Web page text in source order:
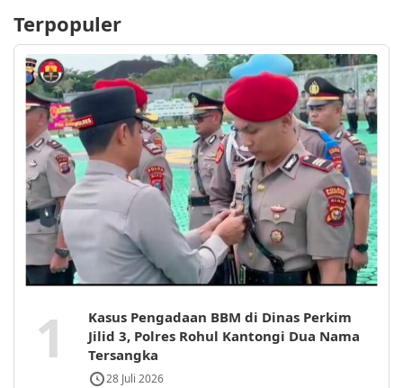
Terpopuler
1
Kasus Pengadaan BBM di Dinas Perkim
Jilid 3, Polres Rohul Kantongi Dua Nama
Tersangka
28 Juli 2026